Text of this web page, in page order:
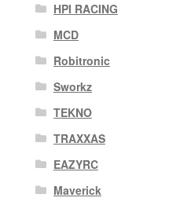
HPI RACING
MCD
Robitronic
Sworkz
TEKNO
TRAXXAS
EAZYRC
Maverick